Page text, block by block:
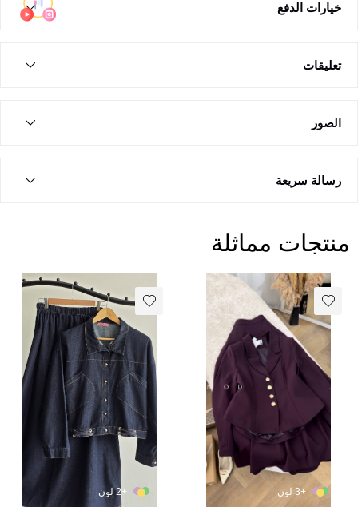
خيارات الدفع
تعليقات
الصور
رسالة سريعة
منتجات مماثلة
+3 لون +2 لون